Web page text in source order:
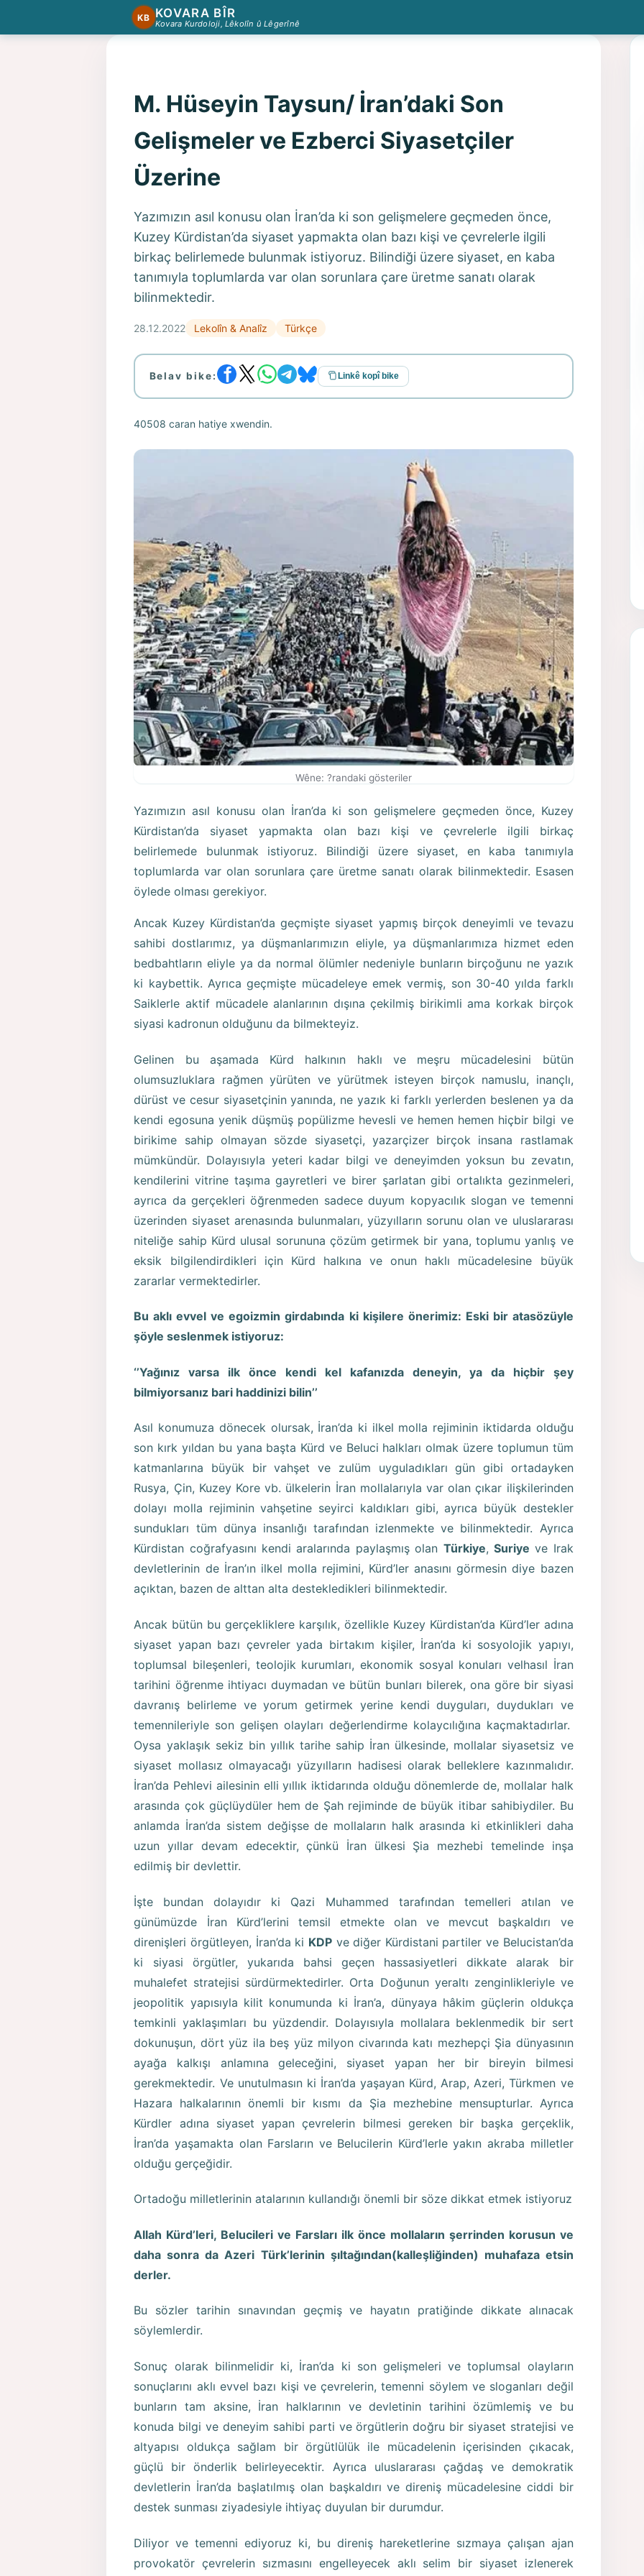
KB KOVARA BÎR
Kovara Kurdoloji, Lêkolîn û Lêgerînê
M. Hüseyin Taysun/ İran’daki Son
Gelişmeler ve Ezberci Siyasetçiler
Üzerine
Yazımızın asıl konusu olan İran’da ki son gelişmelere geçmeden önce,
Kuzey Kürdistan’da siyaset yapmakta olan bazı kişi ve çevrelerle ilgili
birkaç belirlemede bulunmak istiyoruz. Bilindiği üzere siyaset, en kaba
tanımıyla toplumlarda var olan sorunlara çare üretme sanatı olarak
bilinmektedir.
28.12.2022 Lekolîn & Analîz Türkçe
Belav bike: Linkê kopî bike
40508 caran hatiye xwendin.
Wêne: ?randaki gösteriler
Yazımızın asıl konusu olan İran’da ki son gelişmelere geçmeden önce, Kuzey
Kürdistan’da siyaset yapmakta olan bazı kişi ve çevrelerle ilgili birkaç
belirlemede bulunmak istiyoruz. Bilindiği üzere siyaset, en kaba tanımıyla
toplumlarda var olan sorunlara çare üretme sanatı olarak bilinmektedir. Esasen
öylede olması gerekiyor.
Ancak Kuzey Kürdistan’da geçmişte siyaset yapmış birçok deneyimli ve tevazu
sahibi dostlarımız, ya düşmanlarımızın eliyle, ya düşmanlarımıza hizmet eden
bedbahtların eliyle ya da normal ölümler nedeniyle bunların birçoğunu ne yazık
ki kaybettik. Ayrıca geçmişte mücadeleye emek vermiş, son 30-40 yılda farklı
Saiklerle aktif mücadele alanlarının dışına çekilmiş birikimli ama korkak birçok
siyasi kadronun olduğunu da bilmekteyiz.
Gelinen bu aşamada Kürd halkının haklı ve meşru mücadelesini bütün
olumsuzluklara rağmen yürüten ve yürütmek isteyen birçok namuslu, inançlı,
dürüst ve cesur siyasetçinin yanında, ne yazık ki farklı yerlerden beslenen ya da
kendi egosuna yenik düşmüş popülizme hevesli ve hemen hemen hiçbir bilgi ve
birikime sahip olmayan sözde siyasetçi, yazarçizer birçok insana rastlamak
mümkündür. Dolayısıyla yeteri kadar bilgi ve deneyimden yoksun bu zevatın,
kendilerini vitrine taşıma gayretleri ve birer şarlatan gibi ortalıkta gezinmeleri,
ayrıca da gerçekleri öğrenmeden sadece duyum kopyacılık slogan ve temenni
üzerinden siyaset arenasında bulunmaları, yüzyılların sorunu olan ve uluslararası
niteliğe sahip Kürd ulusal sorununa çözüm getirmek bir yana, toplumu yanlış ve
eksik bilgilendirdikleri için Kürd halkına ve onun haklı mücadelesine büyük
zararlar vermektedirler.
Bu aklı evvel ve egoizmin girdabında ki kişilere önerimiz: Eski bir atasözüyle
şöyle seslenmek istiyoruz:
‘’Yağınız varsa ilk önce kendi kel kafanızda deneyin, ya da hiçbir şey
bilmiyorsanız bari haddinizi bilin’’
Asıl konumuza dönecek olursak, İran’da ki ilkel molla rejiminin iktidarda olduğu
son kırk yıldan bu yana başta Kürd ve Beluci halkları olmak üzere toplumun tüm
katmanlarına büyük bir vahşet ve zulüm uyguladıkları gün gibi ortadayken
Rusya, Çin, Kuzey Kore vb. ülkelerin İran mollalarıyla var olan çıkar ilişkilerinden
dolayı molla rejiminin vahşetine seyirci kaldıkları gibi, ayrıca büyük destekler
sundukları tüm dünya insanlığı tarafından izlenmekte ve bilinmektedir. Ayrıca
Kürdistan coğrafyasını kendi aralarında paylaşmış olan Türkiye, Suriye ve Irak
devletlerinin de İran’ın ilkel molla rejimini, Kürd’ler anasını görmesin diye bazen
açıktan, bazen de alttan alta destekledikleri bilinmektedir.
Ancak bütün bu gerçekliklere karşılık, özellikle Kuzey Kürdistan’da Kürd’ler adına
siyaset yapan bazı çevreler yada birtakım kişiler, İran’da ki sosyolojik yapıyı,
toplumsal bileşenleri, teolojik kurumları, ekonomik sosyal konuları velhasıl İran
tarihini öğrenme ihtiyacı duymadan ve bütün bunları bilerek, ona göre bir siyasi
davranış belirleme ve yorum getirmek yerine kendi duyguları, duydukları ve
temennileriyle son gelişen olayları değerlendirme kolaycılığına kaçmaktadırlar.
Oysa yaklaşık sekiz bin yıllık tarihe sahip İran ülkesinde, mollalar siyasetsiz ve
siyaset mollasız olmayacağı yüzyılların hadisesi olarak belleklere kazınmalıdır.
İran’da Pehlevi ailesinin elli yıllık iktidarında olduğu dönemlerde de, mollalar halk
arasında çok güçlüydüler hem de Şah rejiminde de büyük itibar sahibiydiler. Bu
anlamda İran’da sistem değişse de mollaların halk arasında ki etkinlikleri daha
uzun yıllar devam edecektir, çünkü İran ülkesi Şia mezhebi temelinde inşa
edilmiş bir devlettir.
İşte bundan dolayıdır ki Qazi Muhammed tarafından temelleri atılan ve
günümüzde İran Kürd’lerini temsil etmekte olan ve mevcut başkaldırı ve
direnişleri örgütleyen, İran’da ki KDPve diğer Kürdistani partiler ve Belucistan’da
ki siyasi örgütler, yukarıda bahsi geçen hassasiyetleri dikkate alarak bir
muhalefet stratejisi sürdürmektedirler. Orta Doğunun yeraltı zenginlikleriyle ve
jeopolitik yapısıyla kilit konumunda ki İran’a, dünyaya hâkim güçlerin oldukça
temkinli yaklaşımları bu yüzdendir. Dolayısıyla mollalara beklenmedik bir sert
dokunuşun, dört yüz ila beş yüz milyon civarında katı mezhepçi Şia dünyasının
ayağa kalkışı anlamına geleceğini, siyaset yapan her bir bireyin bilmesi
gerekmektedir. Ve unutulmasın ki İran’da yaşayan Kürd, Arap, Azeri, Türkmen ve
Hazara halkalarının önemli bir kısmı da Şia mezhebine mensupturlar. Ayrıca
Kürdler adına siyaset yapan çevrelerin bilmesi gereken bir başka gerçeklik,
İran’da yaşamakta olan Farsların ve Belucilerin Kürd’lerle yakın akraba milletler
olduğu gerçeğidir.
Ortadoğu milletlerinin atalarının kullandığı önemli bir söze dikkat etmek istiyoruz
Allah Kürd’leri, Belucileri ve Farsları ilk önce mollaların şerrinden korusun ve
daha sonra da Azeri Türk’lerinin şıltağından(kalleşliğinden) muhafaza etsin
derler.
Bu sözler tarihin sınavından geçmiş ve hayatın pratiğinde dikkate alınacak
söylemlerdir.
Sonuç olarak bilinmelidir ki, İran’da ki son gelişmeleri ve toplumsal olayların
sonuçlarını aklı evvel bazı kişi ve çevrelerin, temenni söylem ve sloganları değil
bunların tam aksine, İran halklarının ve devletinin tarihini özümlemiş ve bu
konuda bilgi ve deneyim sahibi parti ve örgütlerin doğru bir siyaset stratejisi ve
altyapısı oldukça sağlam bir örgütlülük ile mücadelenin içerisinden çıkacak,
güçlü bir önderlik belirleyecektir. Ayrıca uluslararası çağdaş ve demokratik
devletlerin İran’da başlatılmış olan başkaldırı ve direniş mücadelesine ciddi bir
destek sunması ziyadesiyle ihtiyaç duyulan bir durumdur.
Diliyor ve temenni ediyoruz ki, bu direniş hareketlerine sızmaya çalışan ajan
provokatör çevrelerin sızmasını engelleyecek aklı selim bir siyaset izlenerek